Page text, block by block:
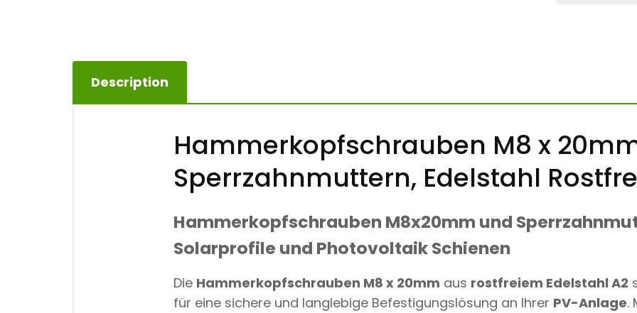
2
0
M
+
E
H
N
Description
Hammerkopfschrauben M8 x
Sperrzahnmuttern, Edelstahl
Hammerkopfschrauben M8x20mm und
Solarprofile und Photovoltaik Schienen
Die Hammerkopfschrauben M8 x 20mm aus rostfreiem Edelstahl A2
für eine sichere und langlebige Befestigungslösung an Ihrer PV-Anlage.